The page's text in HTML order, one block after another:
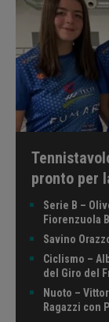
pronto per
Serie B –
Fiorenzuola
Savino
Ciclismo –
del Giro del
Nuoto –
Ragazzi con